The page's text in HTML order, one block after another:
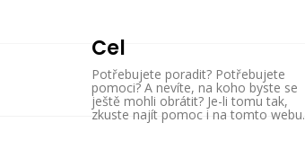
Cel
Potřebujete poradit? Potřebujete
pomoci? A nevíte, na koho byste se
ještě mohli obrátit? Je-li tomu tak,
zkuste najít pomoc i na tomto webu.